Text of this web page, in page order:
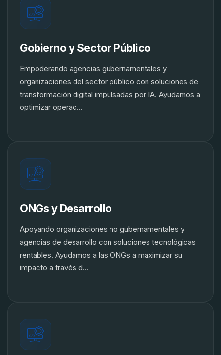
Gobierno y Sector Público
Empoderando agencias gubernamentales y
organizaciones del sector público con soluciones de
transformación digital impulsadas por IA. Ayudamos a
optimizar operac...
ONGs y Desarrollo
Apoyando organizaciones no gubernamentales y
agencias de desarrollo con soluciones tecnológicas
rentables. Ayudamos a las ONGs a maximizar su
impacto a través d...